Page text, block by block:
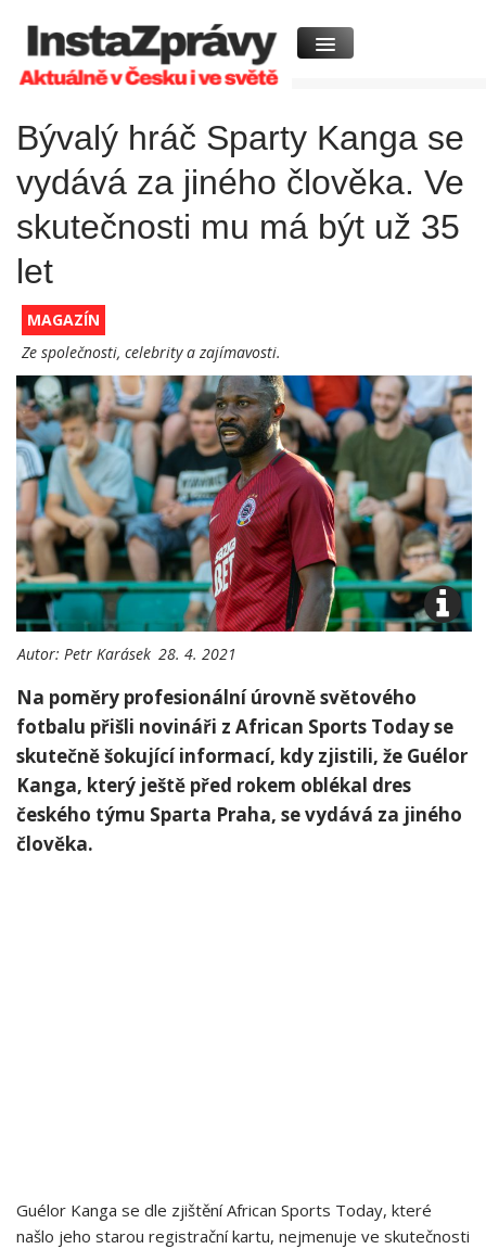
Bývalý hráč Sparty Kanga se
vydává za jiného člověka. Ve
skutečnosti mu má být už 35
let
MAGAZÍN
Ze společnosti, celebrity a zajímavosti.
Autor: Petr Karásek 28. 4. 2021
Na poměry profesionální úrovně světového
fotbalu přišli novináři z African Sports Today se
skutečně šokující informací, kdy zjistili, že Guélor
Kanga, který ještě před rokem oblékal dres
českého týmu Sparta Praha, se vydává za jiného
člověka.
Guélor Kanga se dle zjištění African Sports Today, které
našlo jeho starou registrační kartu, nejmenuje ve skutečnosti